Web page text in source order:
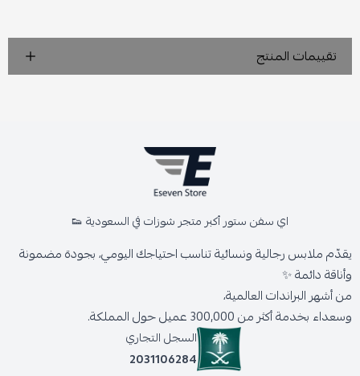
تقييمات المنتج
اي سفن ستور أكبر متجر شوزات في السعودية 👟
يقدّم ملابس رجالية ونسائية تناسب احتياجك اليومي، بجودة مضمونة
وأناقة دائمة ✨
من أشهر البراندات العالمية،
وسعداء بخدمة أكثر من 300,000 عميل حول المملكة.
السجل التجاري
2031106284